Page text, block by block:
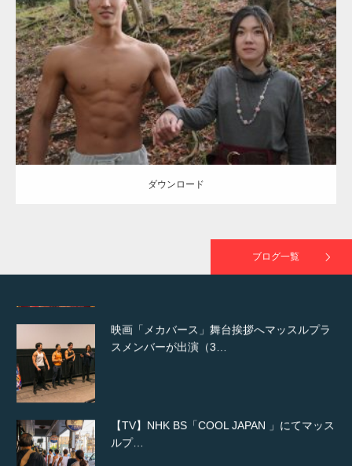
Update:2021.07.8
Category:公園のマッチョ その他 AKIHITO(細マッチョ) 大胸筋 腹筋
ダウンロード
ダウンロード
ブログ一覧
TOKYO FMラジオ番組「ONE MORNING」
で紹介さ…
NHK「所さん！事件ですよ」に取材されまし
た（6/8放送）
スメンバーが出演（3…
ルプ…